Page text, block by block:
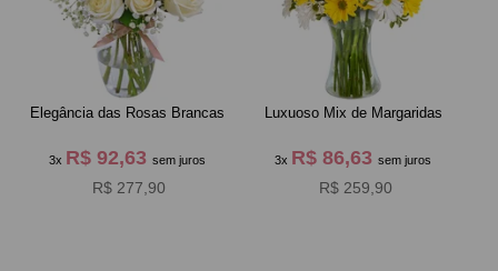
Elegância das Rosas Brancas
3x R$ 92,63 sem juros
R$ 277,90
Luxuoso Mix de Margaridas
3x R$ 86,63sem juros
R$ 259,90